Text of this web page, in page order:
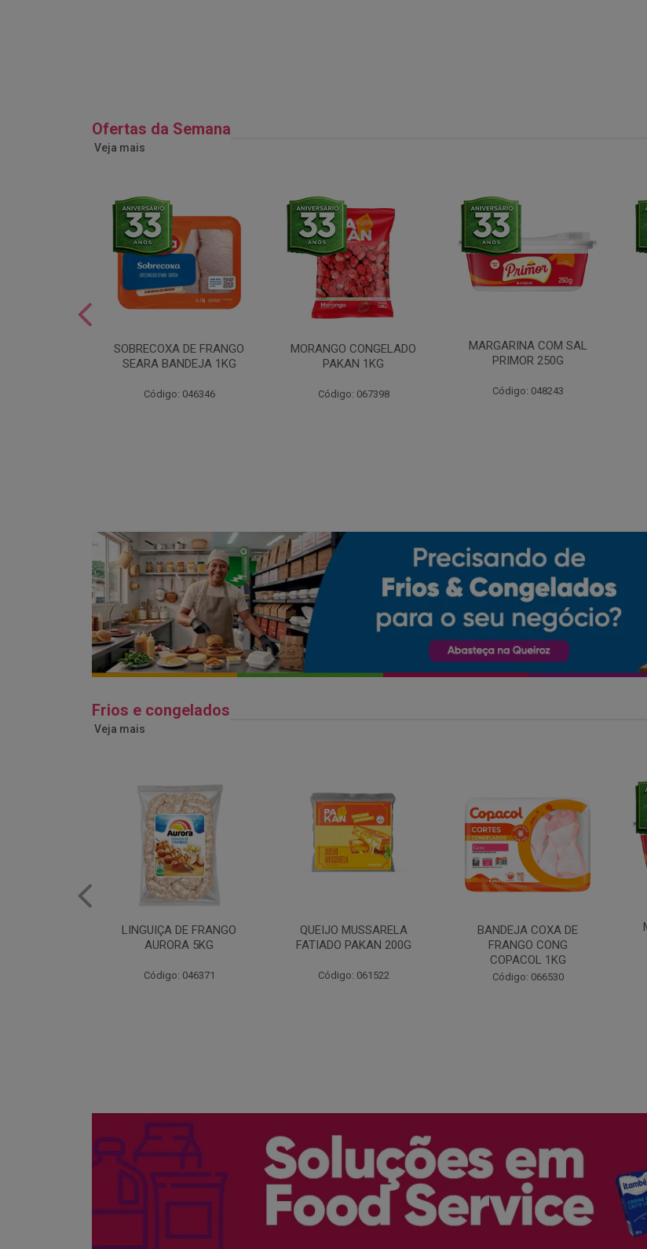
Ofertas da Semana
Veja mais
SOBRECOXA DE FRANGO
SEARA BANDEJA 1KG
Código: 046346
MORANGO CONGELADO
PAKAN 1KG
Código: 067398
MARGARINA COM SAL
PRIMOR 250G
Código: 048243
Frios e congelados
Veja mais
QUEIJO MUSSARELA
FATIADO PAKAN 200G
Código: 061522
BANDEJA COXA DE
FRANGO CONG
Código: 066530
MARGARINA COM SAL
PRIMOR 250G
Código: 048243